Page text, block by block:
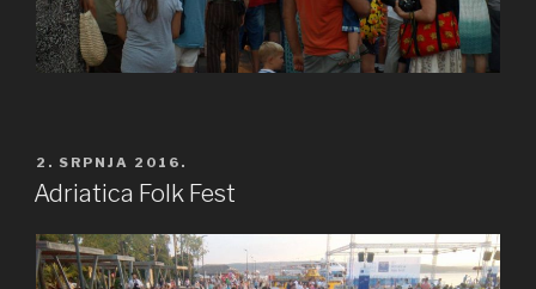
OBJAVLJENO
2. SRPNJA 2016.
Adriatica Folk Fest